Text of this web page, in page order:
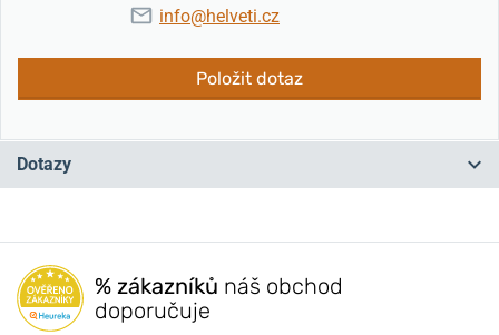
info@helveti.cz
Položit dotaz
Dotazy
Máte otázku? Zanechte nám komentář
Přidat dotaz
% zákazníků náš obchod
doporučuje